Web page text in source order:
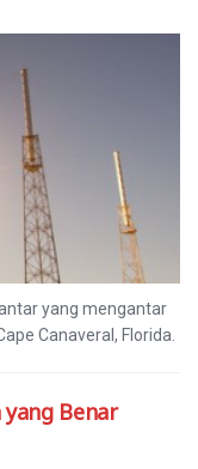
yang mengantar
Canaveral, Florida.
Benar